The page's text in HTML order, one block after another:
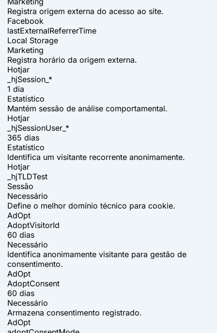
Registra origem externa do acesso ao site.
Facebook
lastExternalReferrerTime
Local Storage
Marketing
Registra horário da origem externa.
Hotjar
_hjSession_*
1 dia
Estatístico
Mantém sessão de análise comportamental.
Hotjar
_hjSessionUser_*
365 dias
Estatístico
Identifica um visitante recorrente anonimamente.
Hotjar
_hjTLDTest
Sessão
Necessário
Define o melhor domínio técnico para cookie.
AdOpt
AdoptVisitorId
60 dias
Necessário
Identifica anonimamente visitante para gestão de
consentimento.
AdOpt
AdoptConsent
60 dias
Necessário
Armazena consentimento registrado.
AdOpt